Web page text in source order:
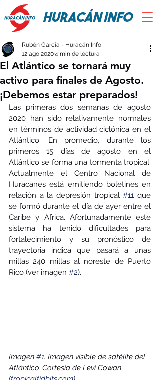
HURACÁN INFO
El Atlántico se tornará muy
activo para finales de Agosto.
¡Debemos estar preparados!
Rubén García - Huracán Info
12 ago 20204 min de lectura
Las primeras dos semanas de agosto
2020 han sido relativamente normales
en términos de actividad ciclónica en el
Atlántico. En promedio, durante los
primeros 15 días de agosto en el
Atlántico se forma una tormenta tropical.
Actualmente el Centro Nacional de
Huracanes está emitiendo boletines en
relación a la depresión tropical #11 que
se formó durante el día de ayer entre el
Caribe y África. Afortunadamente este
sistema ha tenido dificultades para
fortalecimiento y su pronóstico de
trayectoria indica que pasará a unas
millas 240 millas al noreste de Puerto
Rico (ver imagen #2).
Imagen #1. Imagen visible de satélite del
Atlántico. Cortesía de Levi Cowan